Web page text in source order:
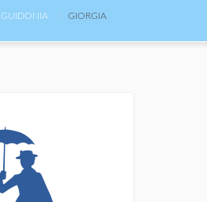
GUIDONIA GIORGIA